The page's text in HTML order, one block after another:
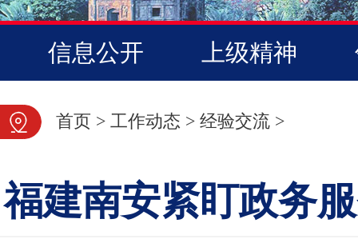
信息公开 上级精神
首页 > 工作动态 > 经验交流 >
福建南安紧盯政务